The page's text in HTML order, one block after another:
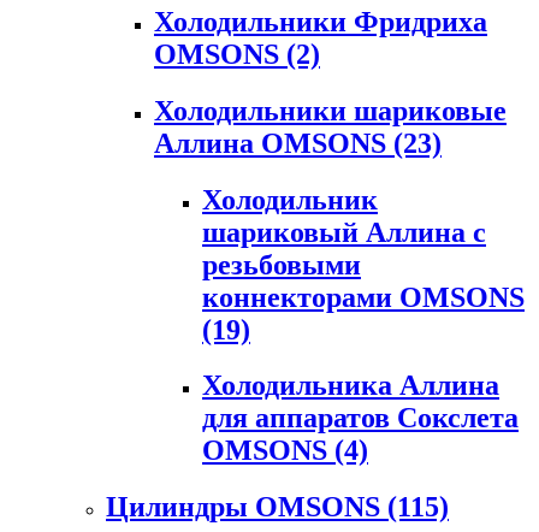
Холодильники Фридриха
OMSONS (2)
Холодильники шариковые
Аллина OMSONS (23)
Холодильник
шариковый Аллина с
резьбовыми
коннекторами OMSONS
(19)
Холодильника Аллина
для аппаратов Сокслета
OMSONS (4)
Цилиндры OMSONS (115)